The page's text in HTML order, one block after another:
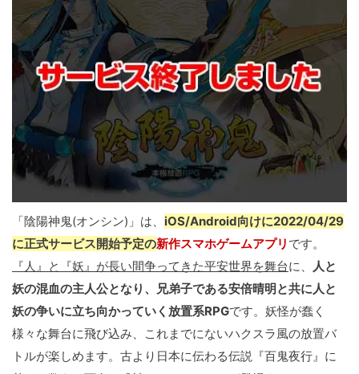
「陰陽神鬼(オンシン)」は、 iOS/Android向けに2022/04/29
に正式サービス開始予定の新作スマホゲームアプリ です。
『人』と『妖』が長い間争ってきた平安世界を舞台に、
人と
妖の混血の主人公となり、兄弟子である安倍晴明と共に人と
妖の争いに立ち向かっていく放置系RPGです。妖怪が蠢く
様々な舞台に飛び込み、これまでにないハクスラ風の放置バ
トルが楽しめます。古より日本に伝わる伝説『百鬼夜行』に